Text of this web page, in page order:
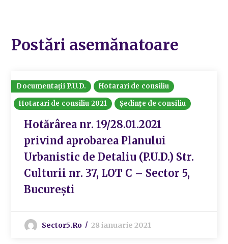
Postări asemănatoare
Documentații P.U.D.
Hotarari de consiliu
Hotarari de consiliu 2021
Ședințe de consiliu
Hotărârea nr. 19/28.01.2021
privind aprobarea Planului
Urbanistic de Detaliu (P.U.D.) Str.
Culturii nr. 37, LOT C – Sector 5,
București
Sector5.ro 28 ianuarie 2021